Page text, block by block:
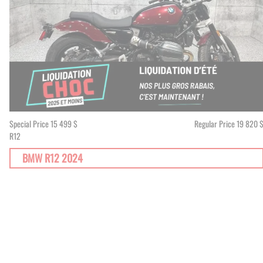
Special Price15 499 $ Regular Price19 820 $
R12
BMW R12 2024